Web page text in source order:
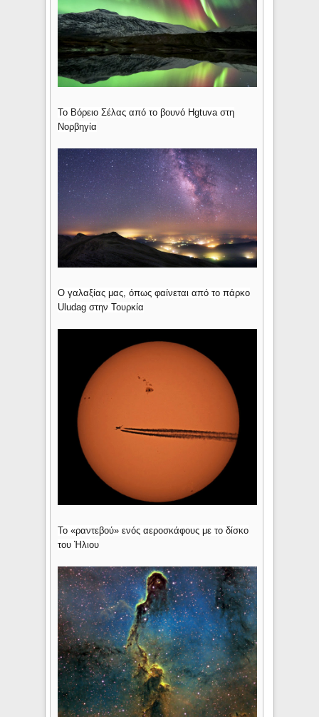
Το Βόρειο Σέλας από το βουνό Hgtuva στη
Νορβηγία
Ο γαλαξίας μας, όπως φαίνεται από το πάρκο
Uludag στην Τουρκία
Το «ραντεβού» ενός αεροσκάφους με το δίσκο
του Ήλιου